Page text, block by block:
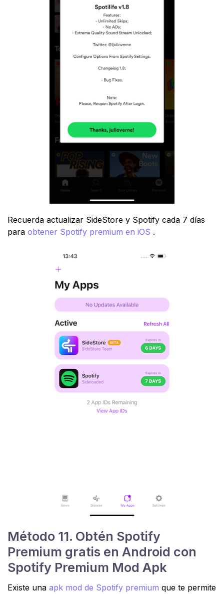
Recuerda actualizar SideStore y Spotify cada 7 días
para obtener Spotify premium en iOS .
Método 11. Obtén Spotify
Premium gratis en Android con
Spotify Premium Mod Apk
Existe una apk mod de Spotify premium que te permite